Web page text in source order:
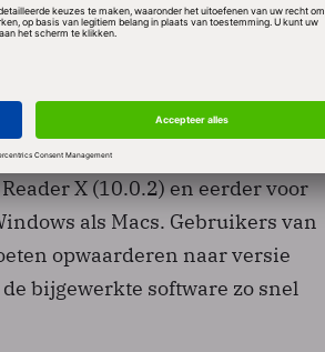
kwaadaardig is, zelf geopend.
nauwelijks iets merkt.
voor Adobe Reader X
X (10.0.2) en eerder voor
als Macs. Gebruikers van
opwaarderen naar versie
bijgewerkte software zo snel